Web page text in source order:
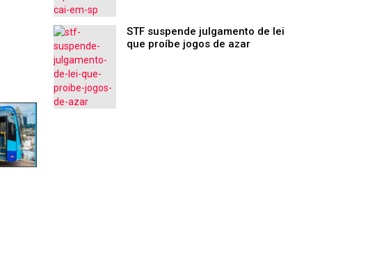
STF suspende julgamento de lei
que proíbe jogos de azar